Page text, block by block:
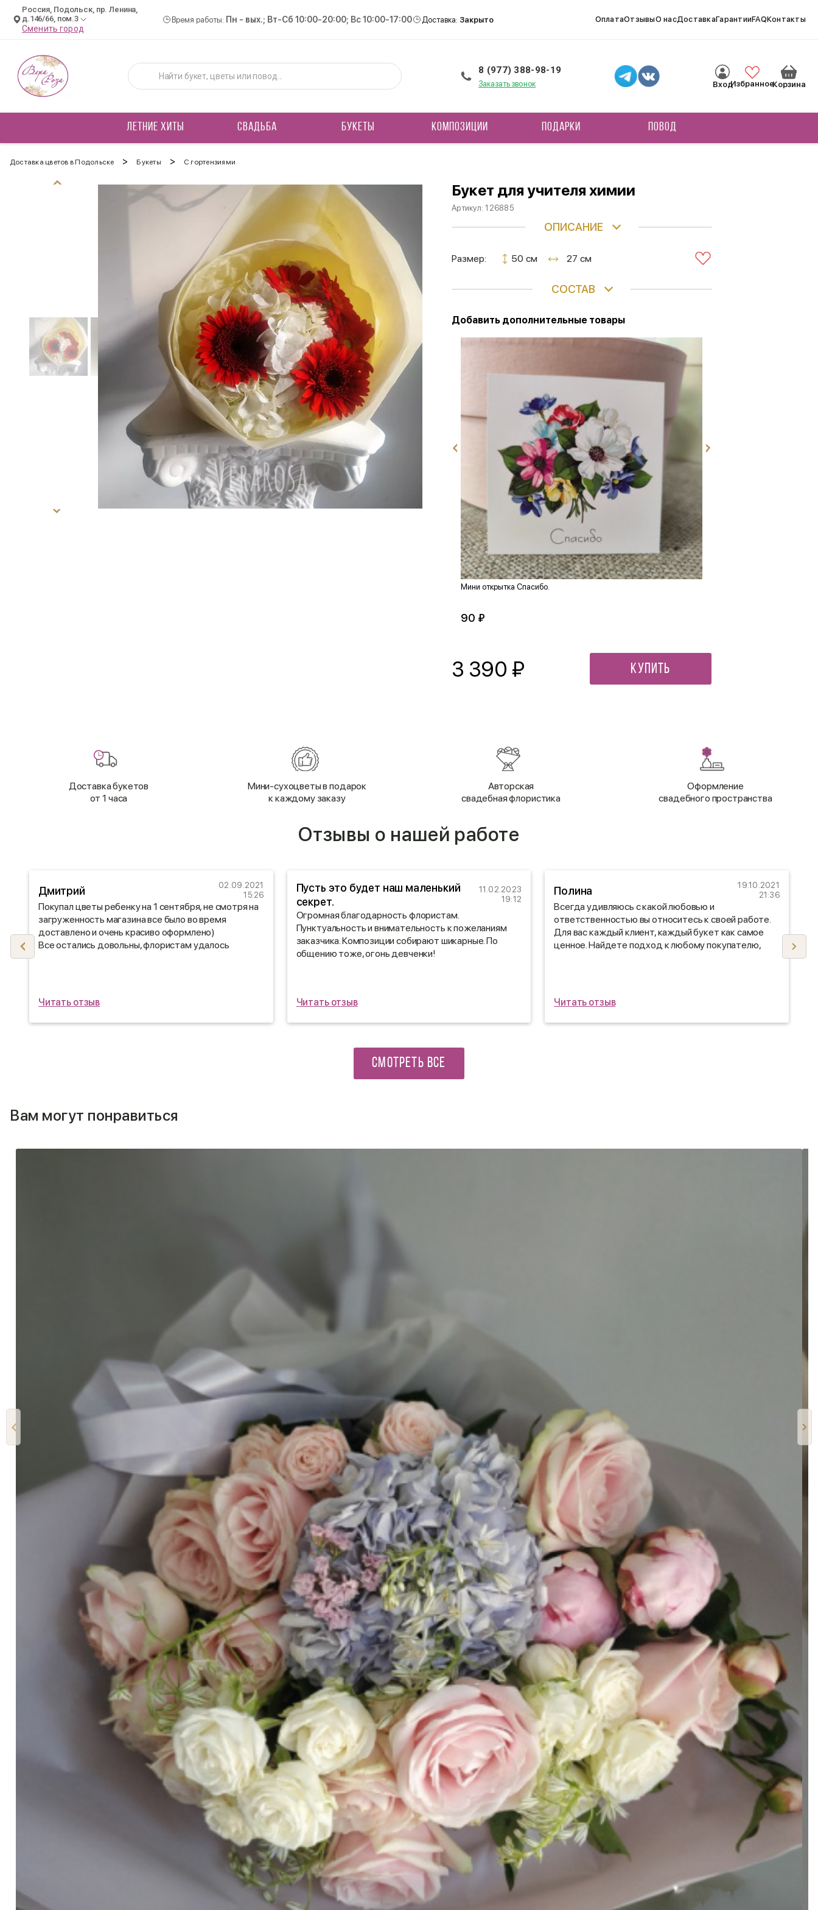
Россия, Подольск, пр. Ленина,
д.146/66, пом.3
Сменить город
Время работы: Пн - вых.; Вт-Сб 10:00-20:00; Вс 10:00-17:00 Доставка: Закрыто ОплатаОтзывыО насДоставкаГарантииFAQКонтакты
8 (977) 388-98-19
Заказать звонок ВходИзбранноеКорзина
ЛЕТНИЕ ХИТЫ СВАДЬБА БУКЕТЫ КОМПОЗИЦИИ ПОДАРКИ ПОВОД
Доставка цветов в Подольске > Букеты > С гортензиями
Букет для учителя химии
Артикул:126885
ОПИСАНИЕ
Размер: 50 см 27 см
СОСТАВ
Добавить дополнительные товары
Мини открытка Спасибо.
90 ₽
3 390 ₽ Купить
Доставка букетов
от 1 часа
Мини-сухоцветы в подарок
к каждому заказу
Авторская
свадебная флористика
Оформление
свадебного пространства
Отзывы о нашей работе
Дмитрий
02.09.2021
15:26
Покупал цветы ребенку на 1 сентября, не смотря на
загруженность магазина все было во время
доставлено и очень красиво оформлено)
Все остались довольны, флористам удалось
Читать отзыв
Пусть это будет наш маленький
секрет.
11.02.2023
19:12
Огромная благодарность флористам.
Пунктуальность и внимательность к пожеланиям
заказчика. Композиции собирают шикарные. По
общению тоже, огонь девченки!
Читать отзыв
Полина
19.10.2021
21:36
Всегда удивляюсь с какой любовью и
ответственностью вы относитесь к своей работе.
Для вас каждый клиент, каждый букет как самое
ценное. Найдете подход к любому покупателю,
Читать отзыв
СМОТРЕТЬ ВСЕ
Вам могут понравиться